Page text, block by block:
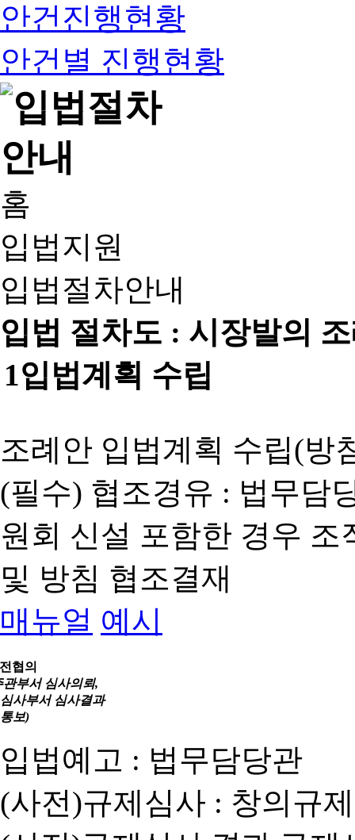
안건진행현황
안건별 진행현황
홈
입법지원
입법절차안내
입법 절차도 : 시장발의
1입법계획 수립
조례안 입법계획 수립(방
(필수) 협조경유 : 법무담
원회 신설 포함한 경우
및 방침 협조결재
매뉴얼 예시
협의
관부서 심사의뢰,
심사부서 심사결과
통보)
입법예고 : 법무담당관
(사전)규제심사 : 창의규